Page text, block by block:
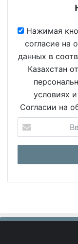
Нажимая
согласие на
данных в
Казахстан
условиях
Согласии на